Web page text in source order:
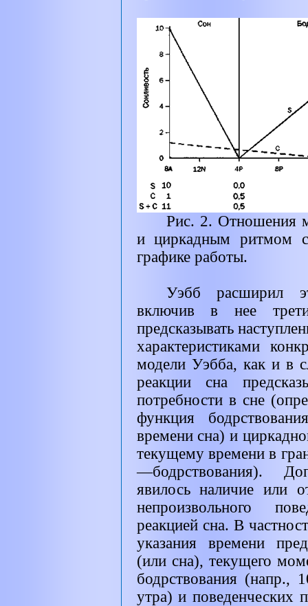
Рис. 2. Отношения
и циркадным ритмом
графике работы.
Уэбб расширил
включив в нее
предсказывать
характеристиками
модели Уэбба, как и в
реакции сна
потребности в сне
функция
времени сна) и
текущему времени в
—бодрствования).
явилось наличие или
непроизвольного
реакцией сна. В
указания времени
(или сна), текущего
бодрствования (напр.,
утра) и поведенческих